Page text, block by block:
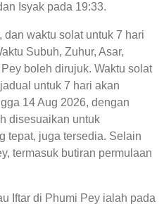
Isyak pada 19:33.
waktu solat untuk 7 hari
Subuh, Zuhur, Asar,
boleh dirujuk. Waktu solat
untuk 7 hari akan
14 Aug 2026, dengan
disesuaikan untuk
tepat, juga tersedia. Selain
termasuk butiran permulaan
Iftar di Phumi Pey ialah pada